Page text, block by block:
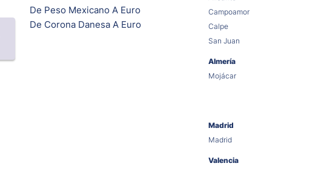
De Peso Mexicano A Euro
De Corona Danesa A Euro
Campoamor
Calpe
San Juan
Almería
Mojácar
Madrid
Madrid
Valencia